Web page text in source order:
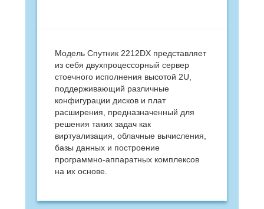
Модель Спутник 2212DX представляет
из себя двухпроцессорный сервер
стоечного исполнения высотой 2U,
поддерживающий различные
конфигурации дисков и плат
расширения, предназначенный для
решения таких задач как
виртуализация, облачные вычисления,
базы данных и построение
программно-аппаратных комплексов
на их основе.